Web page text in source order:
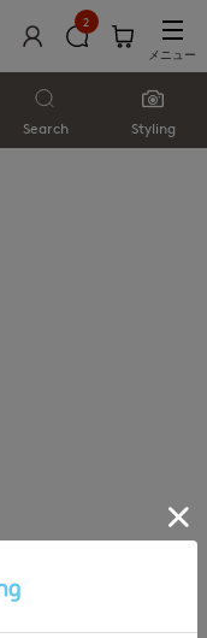
2
メニュー
Search Styling